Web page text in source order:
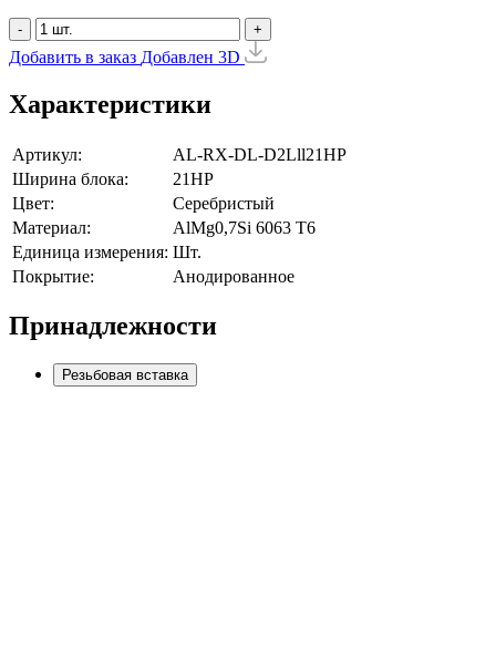
- +
Добавить в заказ Добавлен 3D
Характеристики
Артикул:
AL-RX-DL-D2Lll21HP
Ширина блока:
21HP
Цвет:
Серебристый
Материал:
AlMg0,7Si 6063 Т6
Единица измерения: Шт.
Покрытие:
Анодированное
Принадлежности
Резьбовая вставка